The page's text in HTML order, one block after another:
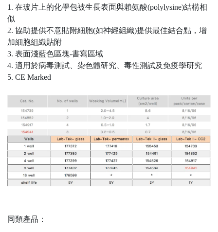
1. 在玻片上的化學包被生長表面與賴氨酸(polylysine)結構相
似
2. 協助提供不意貼附細胞(如神經組織)提供最佳結合點，增
加細胞組織貼附
3. 表⾯淺藍⾊區塊-書寫區域
4. 適⽤於病毒測試、染色體研究、毒性測試及免疫學研究
5. CE Marked
同類產品：